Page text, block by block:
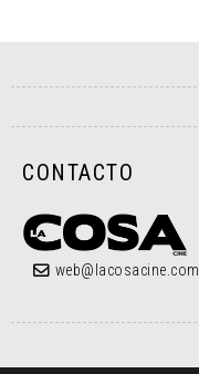
CONTACTO
web@lacosacine.com